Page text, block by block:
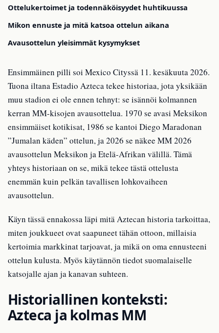
Ottelukertoimet ja todennäköisyydet huhtikuussa
Mikon ennuste ja mitä katsoa ottelun aikana
Avausottelun yleisimmät kysymykset
Ensimmäinen pilli soi Mexico Cityssä 11. kesäkuuta 2026.
Tuona iltana Estadio Azteca tekee historiaa, jota yksikään
muu stadion ei ole ennen tehnyt: se isännöi kolmannen
kerran MM-kisojen avausottelua. 1970 se avasi Meksikon
ensimmäiset kotikisat, 1986 se kantoi Diego Maradonan
”Jumalan käden” ottelun, ja 2026 se näkee MM 2026
avausottelun Meksikon ja Etelä-Afrikan välillä. Tämä
yhteys historiaan on se, mikä tekee tästä ottelusta
enemmän kuin pelkän tavallisen lohkovaiheen
avausottelun.
Käyn tässä ennakossa läpi mitä Aztecan historia tarkoittaa,
miten joukkueet ovat saapuneet tähän ottoon, millaisia
kertoimia markkinat tarjoavat, ja mikä on oma ennusteeni
ottelun kulusta. Myös käytännön tiedot suomalaiselle
katsojalle ajan ja kanavan suhteen.
Historiallinen konteksti:
Azteca ja kolmas MM